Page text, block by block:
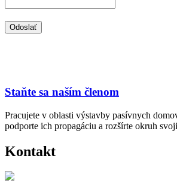
Staňte sa naším členom
Pracujete v oblasti výstavby pasívnych
podporte ich propagáciu a rozšírte okruh
Kontakt